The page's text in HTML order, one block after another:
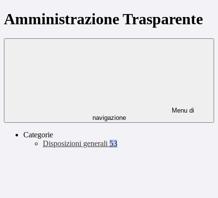
Amministrazione Trasparente
Menu di
navigazione
Categorie
Disposizioni generali 53